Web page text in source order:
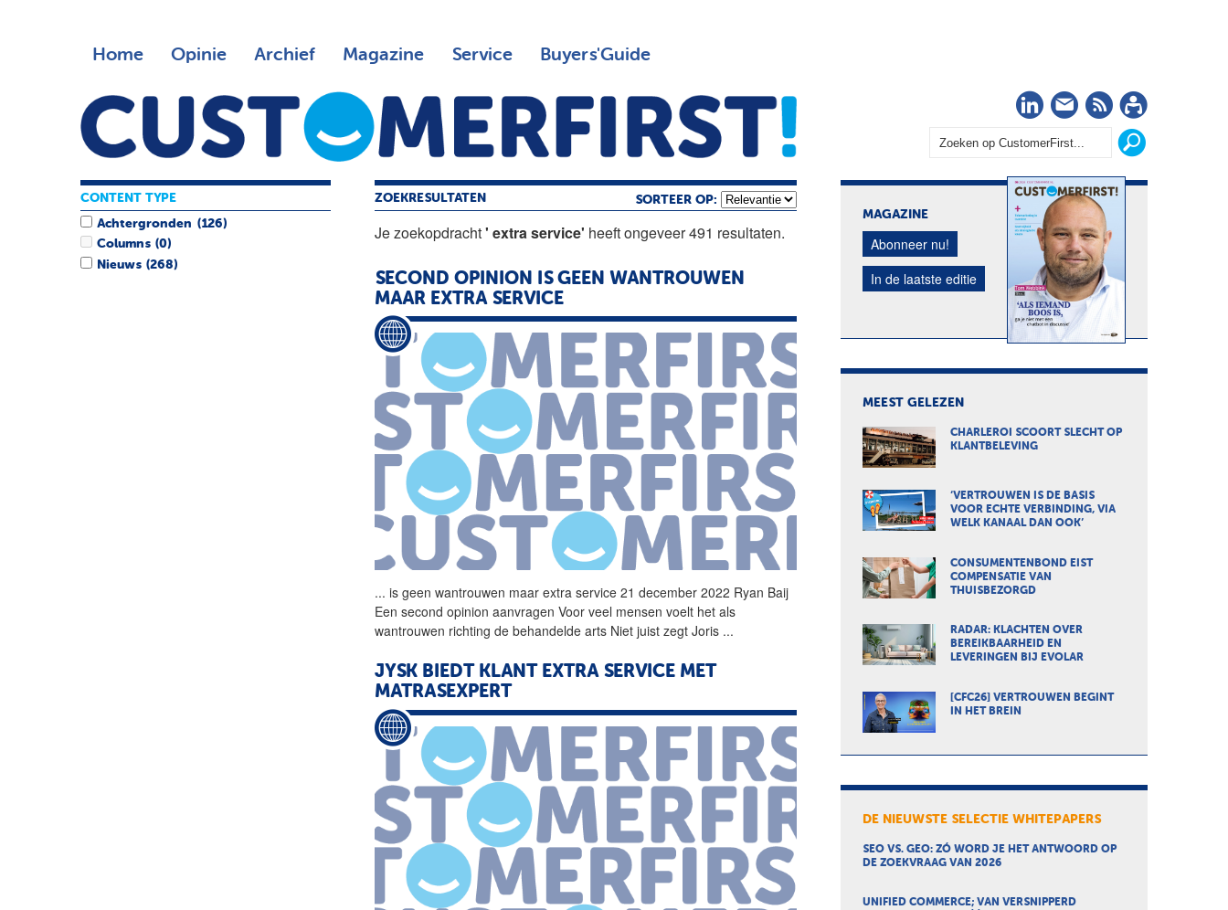
Home Opinie Archief Magazine Service Buyers'Guide
LinkedIn
Nieuwsbrief
RSS
ZOEKRESULTATEN SORTEER OP:
Je zoekopdracht' extra service' heeft ongeveer 491 resultaten.
SECOND OPINION IS GEEN WANTROUWEN
MAAR EXTRA SERVICE
... is geen wantrouwen maarextra service 21 december 2022 Ryan Baij
Een second opinion aanvragen Voor veel mensen voelt het als
wantrouwen richting de behandelde arts Niet juist zegt Joris ...
JYSK BIEDT KLANT EXTRA SERVICE MET
MATRASEXPERT
CONTENT TYPE
Achtergronden (126)
Columns (0)
Nieuws (268)
MAGAZINE
Abonneer nu!
In de laatste editie
MEEST GELEZEN
CHARLEROI SCOORT SLECHT OP
KLANTBELEVING
‘VERTROUWEN IS DE BASIS
VOOR ECHTE VERBINDING, VIA
WELK KANAAL DAN OOK’
CONSUMENTENBOND EIST
COMPENSATIE VAN
THUISBEZORGD
RADAR: KLACHTEN OVER
BEREIKBAARHEID EN
LEVERINGEN BIJ EVOLAR
[CFC26] VERTROUWEN BEGINT
IN HET BREIN
DE NIEUWSTE SELECTIE WHITEPAPERS
SEO VS. GEO: ZÓ WORD JE HET ANTWOORD OP
DE ZOEKVRAAG VAN 2026
UNIFIED COMMERCE; VAN VERSNIPPERD